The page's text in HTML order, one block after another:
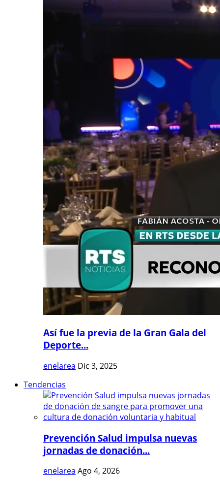
Así fue la previa de la Gran Gala del
Deporte...
enelarea Dic 3, 2025
Tendencias
Prevención Salud impulsa nuevas
jornadas de donación...
enelarea Ago 4, 2026